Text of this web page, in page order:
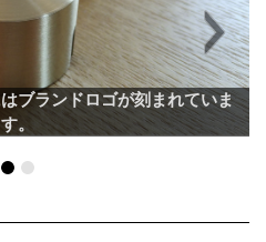
ブランドロゴが刻まれていま
す。
Next